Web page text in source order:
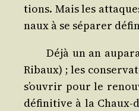
tions. Mais les
naux à se sépa­rer
Déjà un an
Ribaux) ; les
s’ou­vrir pour le
défi­ni­tive à la Chaux-